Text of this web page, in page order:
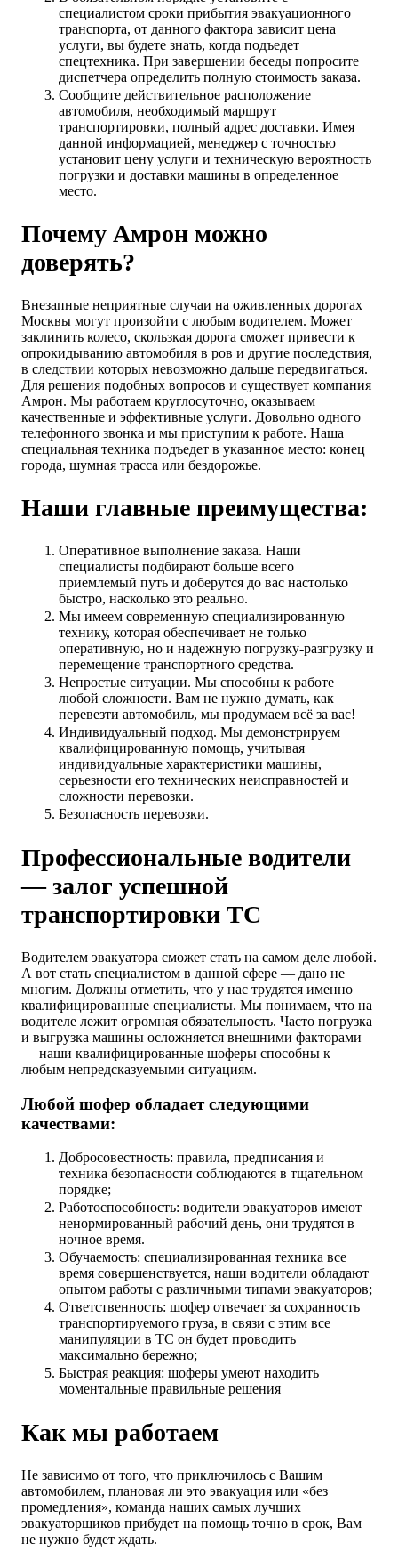
специалистом сроки прибытия эвакуационного
транспорта, от данного фактора зависит цена
услуги, вы будете знать, когда подъедет
спецтехника. При завершении беседы попросите
диспетчера определить полную стоимость заказа.
Сообщите действительное расположение
автомобиля, необходимый маршрут
транспортировки, полный адрес доставки. Имея
данной информацией, менеджер с точностью
установит цену услуги и техническую вероятность
погрузки и доставки машины в определенное
место.
Почему Амрон можно
доверять?
Внезапные неприятные случаи на оживленных дорогах
Москвы могут произойти с любым водителем. Может
заклинить колесо, скользкая дорога сможет привести к
опрокидыванию автомобиля в ров и другие последствия,
в следствии которых невозможно дальше передвигаться.
Для решения подобных вопросов и существует компания
Амрон. Мы работаем круглосуточно, оказываем
качественные и эффективные услуги. Довольно одного
телефонного звонка и мы приступим к работе. Наша
специальная техника подъедет в указанное место: конец
города, шумная трасса или бездорожье.
Наши главные преимущества:
Оперативное выполнение заказа. Наши
специалисты подбирают больше всего
приемлемый путь и доберутся до вас настолько
быстро, насколько это реально.
Мы имеем современную специализированную
технику, которая обеспечивает не только
оперативную, но и надежную погрузку-разгрузку и
перемещение транспортного средства.
Непростые ситуации. Мы способны к работе
любой сложности. Вам не нужно думать, как
перевезти автомобиль, мы продумаем всё за вас!
Индивидуальный подход. Мы демонстрируем
квалифицированную помощь, учитывая
индивидуальные характеристики машины,
серьезности его технических неисправностей и
сложности перевозки.
Безопасность перевозки.
Профессиональные водители
— залог успешной
транспортировки ТС
Водителем эвакуатора сможет стать на самом деле любой.
А вот стать специалистом в данной сфере — дано не
многим. Должны отметить, что у нас трудятся именно
квалифицированные специалисты. Мы понимаем, что на
водителе лежит огромная обязательность. Часто погрузка
и выгрузка машины осложняется внешними факторами
— наши квалифицированные шоферы способны к
любым непредсказуемыми ситуациям.
Любой шофер обладает следующими
качествами:
Добросовестность: правила, предписания и
техника безопасности соблюдаются в тщательном
порядке;
Работоспособность: водители эвакуаторов имеют
ненормированный рабочий день, они трудятся в
ночное время.
Обучаемость: специализированная техника все
время совершенствуется, наши водители обладают
опытом работы с различными типами эвакуаторов;
Ответственность: шофер отвечает за сохранность
транспортируемого груза, в связи с этим все
манипуляции в ТС он будет проводить
максимально бережно;
Быстрая реакция: шоферы умеют находить
моментальные правильные решения
Как мы работаем
Не зависимо от того, что приключилось с Вашим
автомобилем, плановая ли это эвакуация или «без
промедления», команда наших самых лучших
эвакуаторщиков прибудет на помощь точно в срок, Вам
не нужно будет ждать.